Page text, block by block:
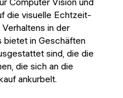
die visuelle Echtzeit-
in der
bietet in Geschäften
sind, die die
die sich an die
ankurbelt.